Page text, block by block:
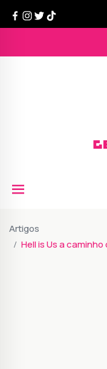
Artigos
Hell is Us a